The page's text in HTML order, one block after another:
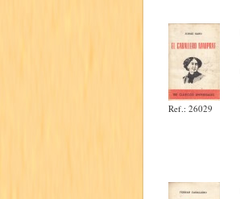
Ref.: 26029